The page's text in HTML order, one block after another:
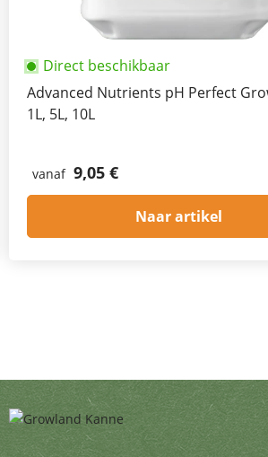
Direct beschikbaar
Advanced Nutrients pH Perfect
1L, 5L, 10L
vanaf 9,05 €
Naar artikel